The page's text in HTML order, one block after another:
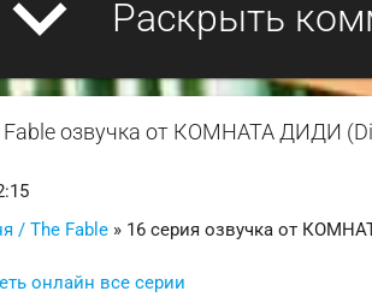
Раскрыть
Fable озвучка от КОМНАТА ДИДИ
/ The Fable » 16 серия озвучка от
онлайн все серии